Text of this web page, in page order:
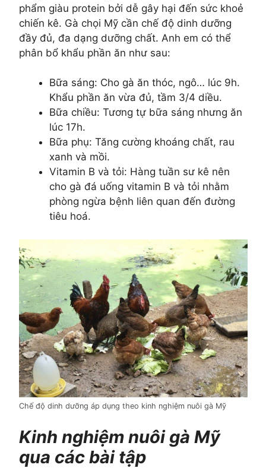
phẩm giàu protein bởi dễ gây hại đến sức khoẻ
chiến kê. Gà chọi Mỹ cần chế độ dinh dưỡng
đầy đủ, đa dạng dưỡng chất. Anh em có thể
phân bổ khẩu phần ăn như sau:
Bữa sáng: Cho gà ăn thóc, ngô… lúc 9h.
Khẩu phần ăn vừa đủ, tầm 3/4 diều.
Bữa chiều: Tương tự bữa sáng nhưng ăn
lúc 17h.
Bữa phụ: Tăng cường khoáng chất, rau
xanh và mồi.
Vitamin B và tỏi: Hàng tuần sư kê nên
cho gà đá uống vitamin B và tỏi nhằm
phòng ngừa bệnh liên quan đến đường
tiêu hoá.
Chế độ dinh dưỡng áp dụng theo kinh nghiệm nuôi gà Mỹ
Kinh nghiệm nuôi gà Mỹ
qua các bài tập